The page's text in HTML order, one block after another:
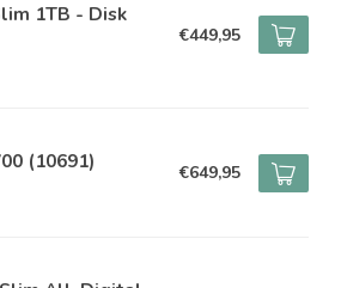
1TB - Disk
€449,95
(10691) €649,95